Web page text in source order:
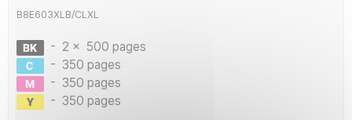
B8E603XLB/CLXL
- 2 x 500 pages
- 350 pages
- 350 pages
- 350 pages